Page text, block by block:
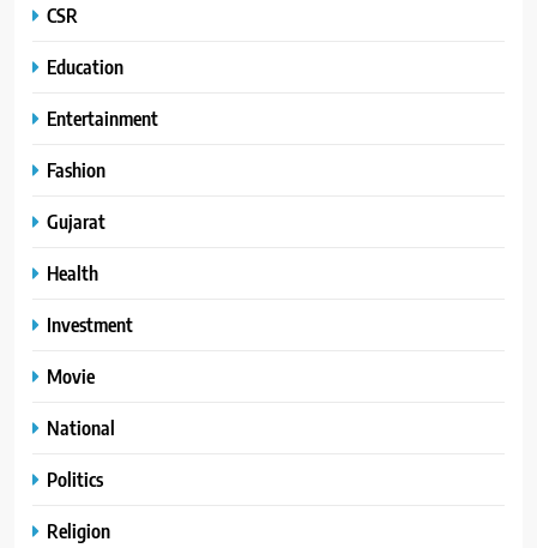
CSR
Education
Entertainment
Fashion
Gujarat
Health
Investment
Movie
National
Politics
Religion